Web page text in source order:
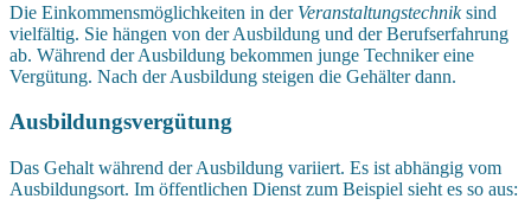
Die Einkommensmöglichkeiten in der Veranstaltungstechniksind
vielfältig. Sie hängen von der Ausbildung und der Berufserfahrung
ab. Während der Ausbildung bekommen junge Techniker eine
Vergütung. Nach der Ausbildung steigen die Gehälter dann.
Ausbildungsvergütung
Das Gehalt während der Ausbildung variiert. Es ist abhängig vom
Ausbildungsort. Im öffentlichen Dienst zum Beispiel sieht es so aus: